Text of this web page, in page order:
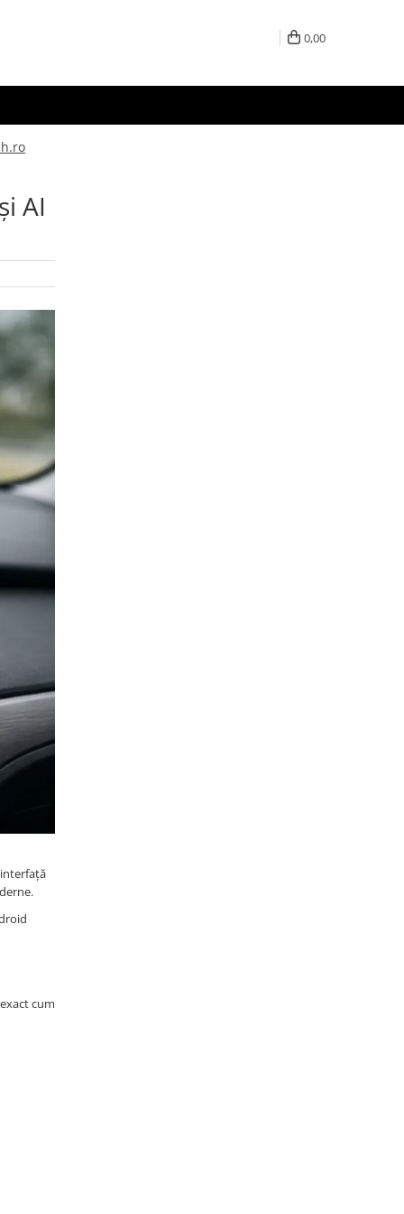
0,00
AI
cum